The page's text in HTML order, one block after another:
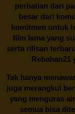
perhatian dari
besar dari
komitmen untuk
film lama yang
serta rilisan
Rebahan21
Tak hanya
juga merangkul
yang menguras
semua bisa